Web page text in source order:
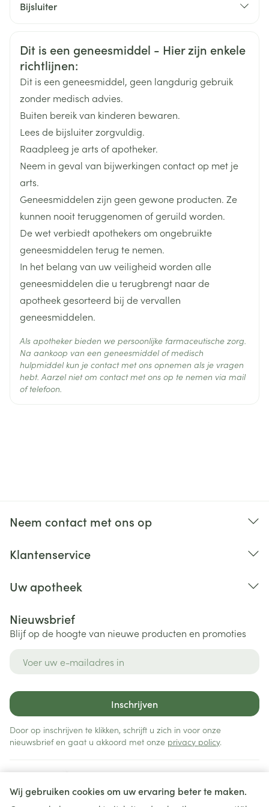
Wij gebruiken cookies om uw ervaring beter te maken.
Neem een halfzittende positie aan en probeer u te
ontspannen
Gebruik geen nitraten om de pijn op uw borst te
behandelen
Een plotselinge vermindering of een plots verlies
van het gezichtsvermogen – dit gebeurt zelden
Ernstige huidreacties – dit gebeurt zelden
daling van uw bloeddruk.
U heeft een ernstig hart- of leverprobleem.
U heeft recent een beroerte of een hartaanval
gehad, of u heeft een lage bloeddruk.
U heeft een bepaalde, zeldzame erfelijke
oogafwijking (zoals retinitis pigmentosa).
U heeft ooit verlies van het gezichtsvermogen gehad
vanwege non-arteritic anterior ischaemic optic
neuropathy (NAION)
Merken
Breedte 68 mm
Lengte
Diepte 50 mm
Ingrediënten
sildenafil citraat
Behoud Kamertemperatuur (15°C - 25°C)
Bijsluiter
Veiligheidsinformatie
Dit is een geneesmiddel - Hier zijn enkele
richtlijnen:
Dit is een geneesmiddel, geen langdurig gebruik
zonder medisch advies.
Buiten bereik van kinderen bewaren.
Lees de bijsluiter zorgvuldig.
Raadpleeg je arts of apotheker.
Neem in geval van bijwerkingen contact op met je
arts.
Geneesmiddelen zijn geen gewone producten. Ze
kunnen nooit teruggenomen of geruild worden.
De wet verbiedt apothekers om ongebruikte
geneesmiddelen terug te nemen.
In het belang van uw veiligheid worden alle
geneesmiddelen die u terugbrengt naar de
apotheek gesorteerd bij de vervallen
geneesmiddelen.
Als apotheker bieden we persoonlijke farmaceutische zorg.
Na aankoop van een geneesmiddel of medisch
hulpmiddel kun je contact met ons opnemen als je vragen
hebt. Aarzel niet om contact met ons op te nemen via mail
of telefoon.
Neem contact met ons op
Klantenservice
Uw apotheek
Nieuwsbrief
Blijf op de hoogte van nieuwe producten en promoties
Inschrijven
Door op inschrijven te klikken, schrijft u zich in voor onze
nieuwsbrief en gaat u akkoord met onze privacy policy.